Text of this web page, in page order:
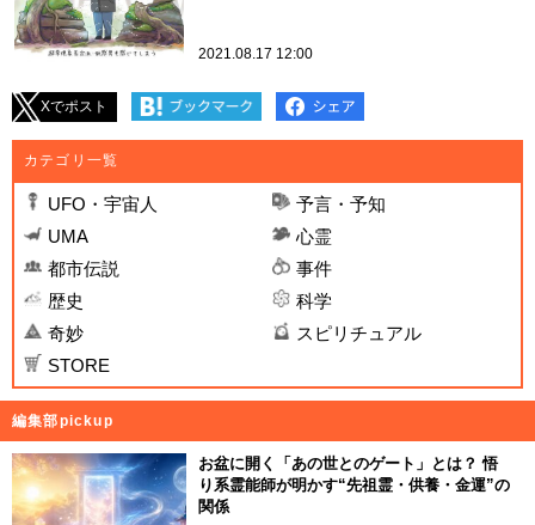
2021.08.17 12:00
Xでポスト
カテゴリ一覧
UFO・宇宙人
予言・予知
UMA
心霊
都市伝説
事件
歴史
科学
奇妙
スピリチュアル
STORE
編集部pickup
お盆に開く「あの世とのゲート」とは？ 悟
り系霊能師が明かす“先祖霊・供養・金運”の
関係